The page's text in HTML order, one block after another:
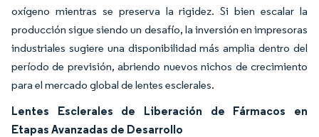
oxígeno mientras se preserva la rigidez. Si bien escalar la
producción sigue siendo un desafío, la inversión en impresoras
industriales sugiere una disponibilidad más amplia dentro del
período de previsión, abriendo nuevos nichos de crecimiento
para el mercado global de lentes esclerales.
Lentes Esclerales de Liberación de Fármacos en
Etapas Avanzadas de Desarrollo